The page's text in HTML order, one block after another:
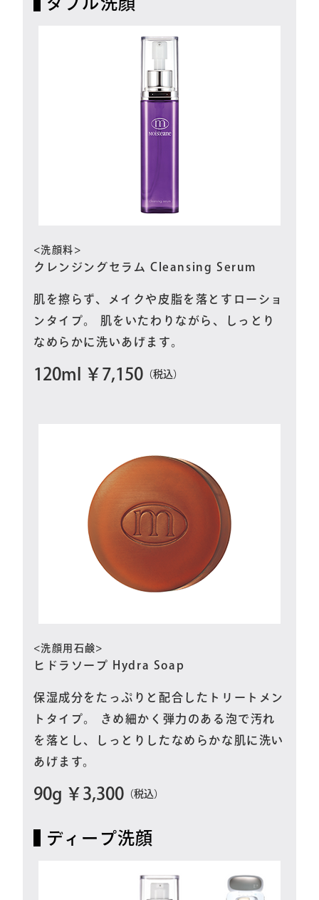
<洗顔料>
クレンジングセラム Cleansing Serum
肌を擦らず、メイクや皮脂を落とすローショ
ンタイプ。 肌をいたわりながら、しっとり
なめらかに洗いあげます。
120ml ￥7,150 （税込）
<洗顔用石鹸>
ヒドラソープ Hydra Soap
保湿成分をたっぷりと配合したトリートメン
トタイプ。 きめ細かく弾力のある泡で汚れ
を落とし、しっとりしたなめらかな肌に洗い
あげます。
90g ￥3,300 （税込）
ディープ洗顔